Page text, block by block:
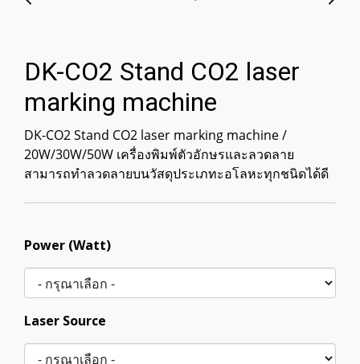
DK-CO2 Stand CO2 laser
marking machine
DK-CO2 Stand CO2 laser marking machine /
20W/30W/50W เครื่องพิมพ์ตัวอักษรและลวดลาย
สามารถทำลวดลายบนวัสดุประเภทะอโลหะทุกชนิดได้ดี
Power (Watt)
Laser Source